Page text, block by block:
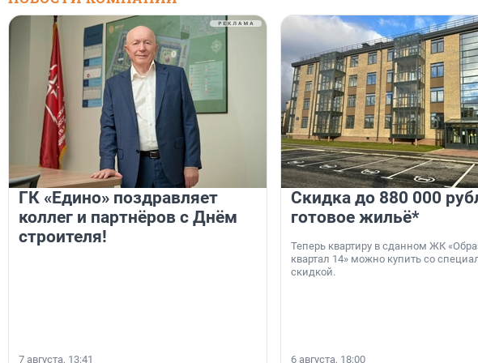
ГК «Едино» поздравляет
коллег и партнёров с Днём
строителя!
7 августа, 13:41
Скидка до 880 000
готовое жильё*
Теперь квартиру в сданном ЖК
квартал 14» можно купить со
скидкой.
6 августа, 18:00